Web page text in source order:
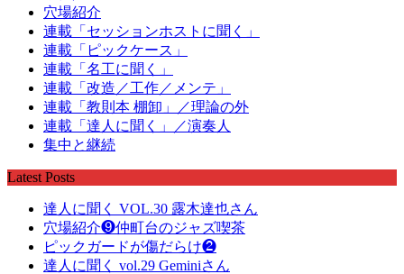
穴場紹介
連載「セッションホストに聞く」
連載「ピックケース」
連載「名工に聞く」
連載「改造／工作／メンテ」
連載「教則本 棚卸」／理論の外
連載「達人に聞く」／演奏人
集中と継続
Latest Posts
達人に聞く VOL.30 露木達也さん
穴場紹介❾仲町台のジャズ喫茶
ピックガードが傷だらけ❷
達人に聞く vol.29 Geminiさん